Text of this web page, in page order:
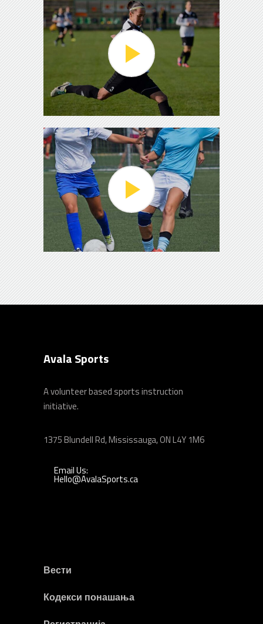
Avala Sports
A volunteer based sports instruction
initiative.
1375 Blundell Rd, Mississauga, ON L4Y 1M6
Email Us:
Hello@AvalaSports.ca
Вести
Кодекси понашања